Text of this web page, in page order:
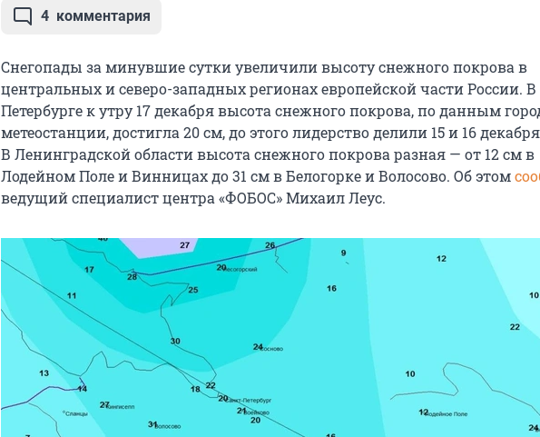
4 комментария
Снегопады за минувшие сутки увеличили высоту снежного покрова в
центральных и северо-западных регионах европейской части России. В
Петербурге к утру 17 декабря высота снежного покрова, по данным
метеостанции, достигла 20 см, до этого лидерство делили 15 и 16
В Ленинградской области высота снежного покрова разная — от 12 см в
Лодейном Поле и Винницах до 31 см в Белогорке и Волосово. Об этом
ведущий специалист центра «ФОБОС» Михаил Леус.